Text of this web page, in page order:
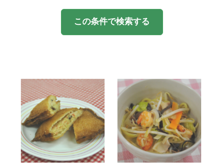
季節・行事食
郷土料理
この条件で検索する